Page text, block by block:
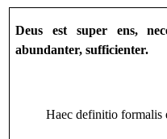
Deus est super ens,
abundanter, sufficienter.
Haec definitio formalis